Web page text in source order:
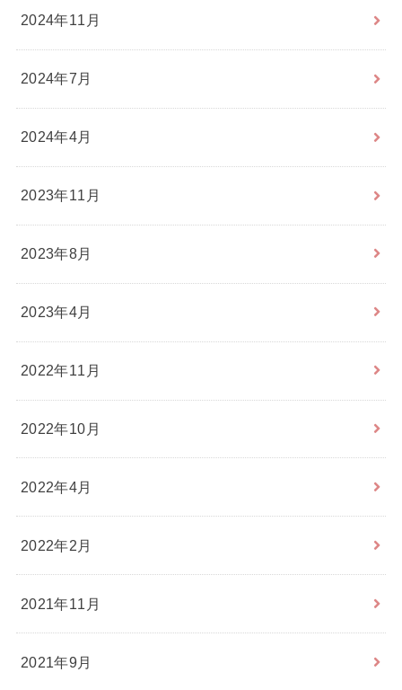
2024年11月
2024年7月
2024年4月
2023年11月
2023年8月
2023年4月
2022年11月
2022年10月
2022年4月
2022年2月
2021年11月
2021年9月